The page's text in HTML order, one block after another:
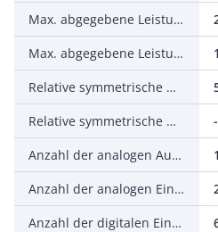
Max. abgegebene Leistung bei quadrat. Belastung bei Bemessungsausgangsspannung
Max. abgegebene Leistung bei linearer Belastung bei Bemessungsausgangsspannung
Relative symmetrische Netzfrequenztoleranz
Relative symmetrische Netzspannungstoleranz
Anzahl der analogen Ausgänge
1
Anzahl der analogen Eingänge
Anzahl der digitalen Eingänge